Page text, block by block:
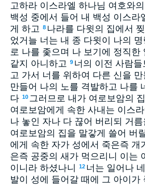
고하라 이스라엘 하나님 여호와
백성 중에서 들어 내 백성 이스라
게 하고 8 나라를 다윗의 집에서
었거늘 너는 내 종 다윗이 나의
로 나를 좇으며 나 보기에 정직한
같지 아니하고 9 너의 이전 사람
고 가서 너를 위하여 다른 신을
만들어 나의 노를 격발하고 나를
다 10 그러므로 내가 여로보암의
여로보암에게 속한 사내는 이스
나 놓인 자나 다 끊어 버리되 거름
여로보암의 집을 말갛게 쓸어 버
에게 속한 자가 성에서 죽은즉 개
은즉 공중의 새가 먹으리니 이는
이니라 하셨나니
12 너는 일어나
발이 성에 들어갈 때에 그 아이가